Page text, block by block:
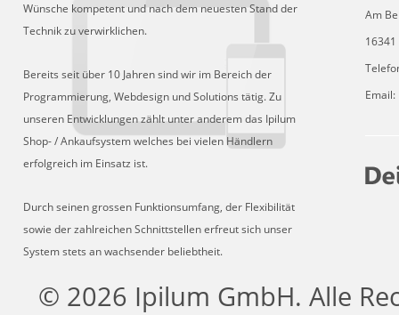
Wünsche kompetent und nach dem neuesten Stand der
Technik zu verwirklichen.
Bereits seit über 10 Jahren sind wir im Bereich der
Programmierung, Webdesign und Solutions tätig. Zu
unseren Entwicklungen zählt unter anderem das Ipilum
Shop- / Ankaufsystem welches bei vielen Händlern
erfolgreich im Einsatz ist.
Durch seinen grossen Funktionsumfang, der Flexibilität
sowie der zahlreichen Schnittstellen erfreut sich unser
System stets an wachsender beliebtheit.
Am
© 2026 Ipilum GmbH. Alle